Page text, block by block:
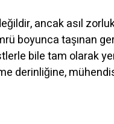
ancak asıl
boyunca taşınan
bile tam olarak
derinliğine,